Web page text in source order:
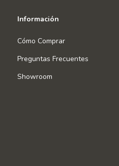
Información
Cómo Comprar
Preguntas Frecuentes
Showroom